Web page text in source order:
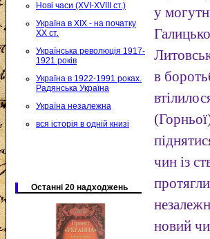
Нові часи (XVI-XVIII ст.)
Україна в XIX - на початку
XX ст.
Українська революція 1917-
1921 років
Україна в 1922-1991 роках.
Радянська Україна
Україна незалежна
вся історія в одній книзі
Останні 20 надходжень
у
в
чин із
новий